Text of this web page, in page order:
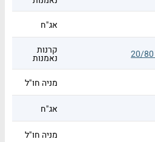
אג"ח
קרנות
נאמנות
מניה חו"ל
אג"ח
מניה חו"ל